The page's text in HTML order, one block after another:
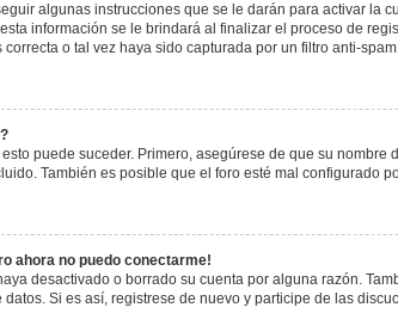
algunas instrucciones que se le darán para activar la
información se le brindará al finalizar el proceso de
o tal vez haya sido capturada por un filtro anti-
puede suceder. Primero, asegúrese de que su
También es posible que el foro esté mal configurado
ahora no puedo conectarme!
desactivado o borrado su cuenta por alguna razón.
Si es así, registrese de nuevo y participe de las